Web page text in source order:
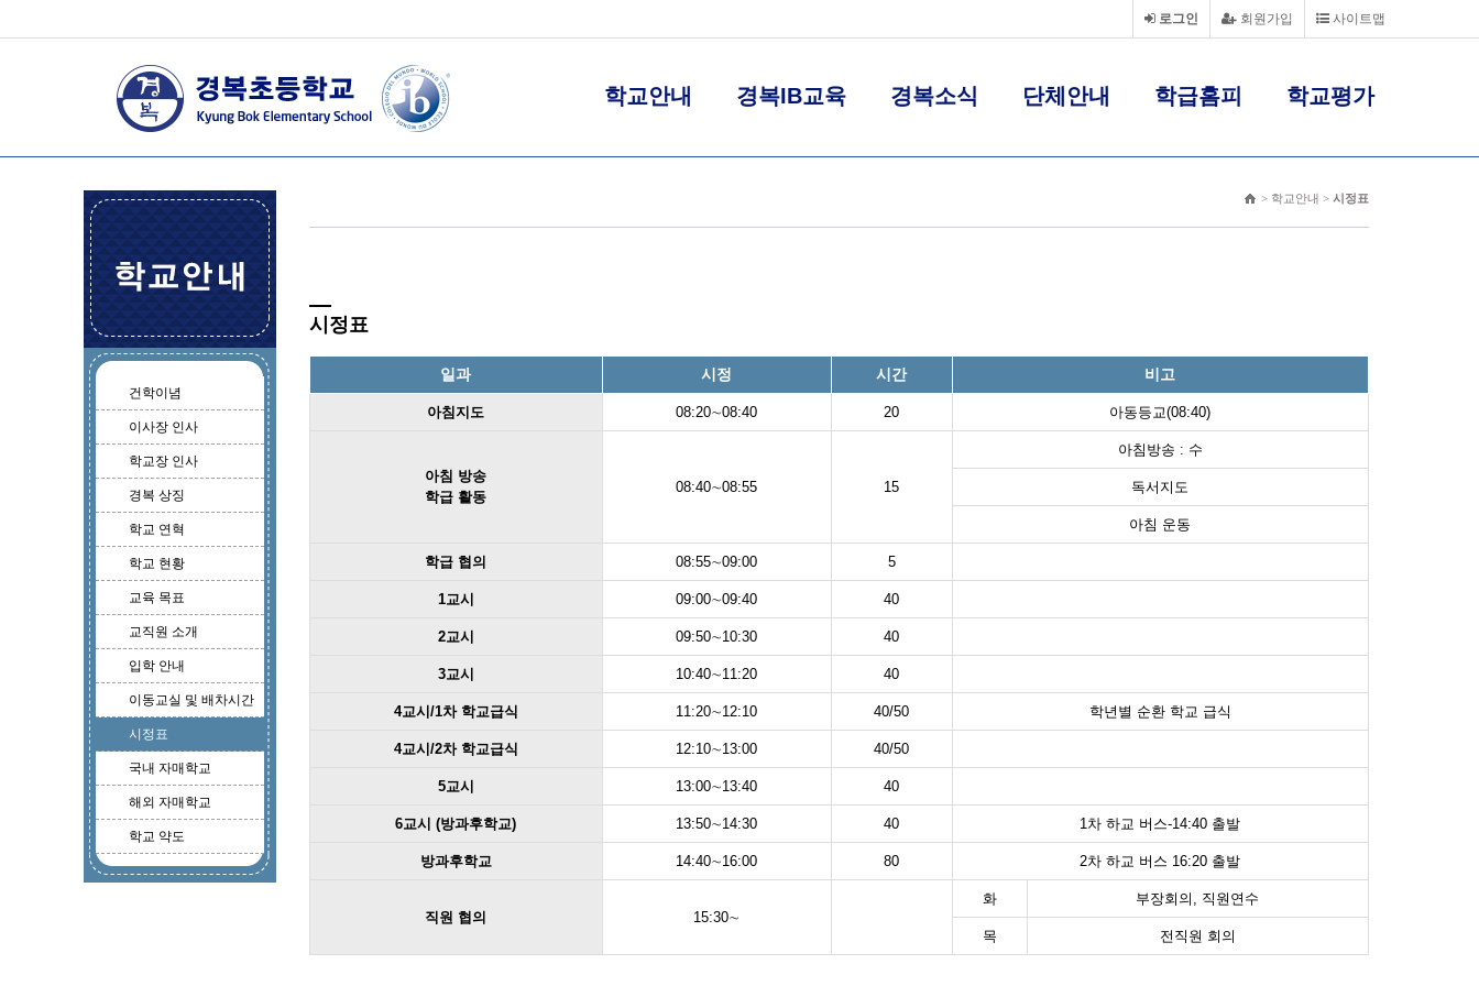
사이트맵
회원가입
로그인
학교안내 경복IB교육 경복소식 단체안내 학급홈피 학교평가
건학이념
이사장 인사
학교장 인사
경복 상징
학교 연혁
학교 현황
교육 목표
교직원 소개
입학 안내
이동교실 및 배차시간
시정표
국내 자매학교
해외 자매학교
학교 약도
> 학교안내 > 시정표
시정표
일과 시정 시간 비고
아침지도 08:20∼08:40 20 아동등교(08:40)
아침 방송
학급 활동
08:40∼08:55 15
아침방송 : 수
독서지도
아침 운동
학급 협의 08:55∼09:00 5
1교시 09:00∼09:40 40
2교시 09:50∼10:30 40
3교시 10:40∼11:20 40
4교시/1차 학교급식 11:20∼12:10 40/50 학년별 순환 학교 급식
4교시/2차 학교급식 12:10∼13:00 40/50
5교시 13:00∼13:40 40
6교시 (방과후학교) 13:50∼14:30 40 1차 하교 버스-14:40 출발
방과후학교 14:40∼16:00 80 2차 하교 버스 16:20 출발
직원 협의 15:30∼
화 부장회의, 직원연수
목 전직원 회의